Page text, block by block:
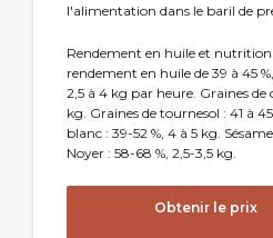
l'alimentation dans le baril de
Rendement en huile et
rendement en huile de 39 à 45
2,5 à 4 kg par heure. Graines de
kg. Graines de tournesol : 41 à
blanc : 39-52 %, 4 à 5 kg.
Noyer : 58-68 %, 2,5-3,5 kg.
Obtenir le prix